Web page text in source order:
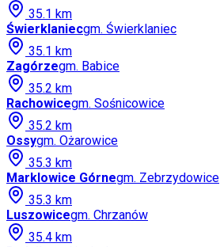
35.1 km
Świerklaniecgm. Świerklaniec
35.1 km
Zagórzegm. Babice
35.2 km
Rachowicegm. Sośnicowice
35.2 km
Ossygm. Ożarowice
35.3 km
Marklowice Górnegm. Zebrzydowice
35.3 km
Luszowicegm. Chrzanów
35.4 km